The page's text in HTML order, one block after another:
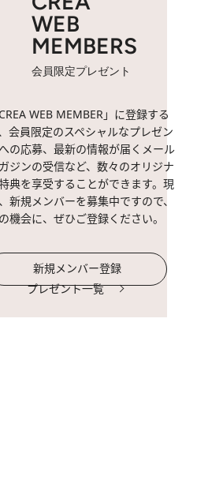
WEB
MEMBERS
会員限定プレゼント
CREA WEB MEMBER」に登録する
会員限定のスペシャルなプレゼン
の応募、最新の情報が届くメール
ジンの受信など、数々のオリジナ
典を享受することができます。現
新規メンバーを募集中ですので、
機会に、ぜひご登録ください。
新規メンバー登録
プレゼント一覧